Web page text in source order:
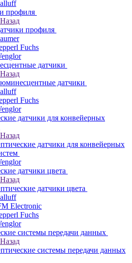
профиля
Назад
профиля
Fuchs
датчики
Назад
датчики
Fuchs
датчики для конвейерных
Назад
датчики для конвейерных
датчики цвета
Назад
датчики цвета
Electronic
Fuchs
системы передачи данных
Назад
системы передачи данных